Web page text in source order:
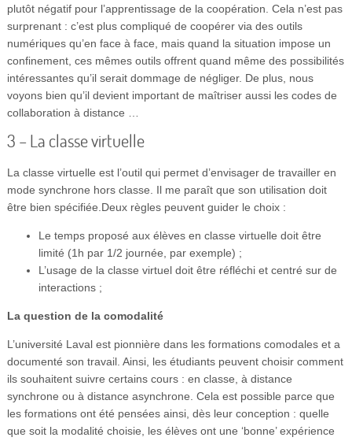
plutôt négatif pour l’apprentissage de la coopération. Cela n’est pas
surprenant : c’est plus compliqué de coopérer via des outils
numériques qu’en face à face, mais quand la situation impose un
confinement, ces mêmes outils offrent quand même des possibilités
intéressantes qu’il serait dommage de négliger. De plus, nous
voyons bien qu’il devient important de maîtriser aussi les codes de
collaboration à distance …
3 – La classe virtuelle
La classe virtuelle est l’outil qui permet d’envisager de travailler en
mode synchrone hors classe. Il me paraît que son utilisation doit
être bien spécifiée.Deux règles peuvent guider le choix :
Le temps proposé aux élèves en classe virtuelle doit être
limité (1h par 1/2 journée, par exemple) ;
L’usage de la classe virtuel doit être réfléchi et centré sur de
interactions ;
La question de la comodalité
L’université Laval est pionnière dans les formations comodales et a
documenté son travail. Ainsi, les étudiants peuvent choisir comment
ils souhaitent suivre certains cours : en classe, à distance
synchrone ou à distance asynchrone. Cela est possible parce que
les formations ont été pensées ainsi, dès leur conception : quelle
que soit la modalité choisie, les élèves ont une ‘bonne’ expérience